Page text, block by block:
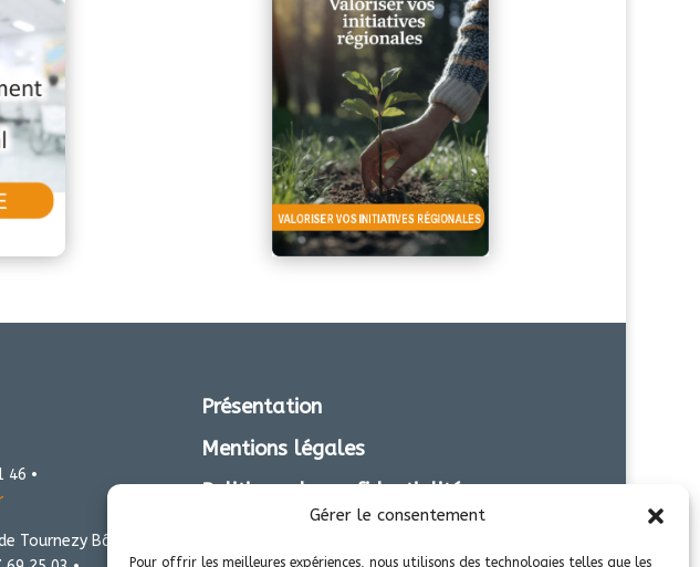
Gérer le consentement
Pour offrir les meilleures expériences, nous utilisons des technologies telles que les
46 •
Tournezy Bât
Présentation
Mentions légales
Politique de confidentialité